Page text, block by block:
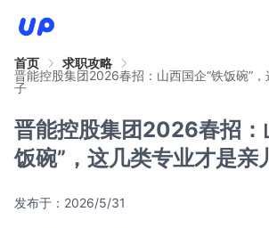
首页
求职攻略
晋能控股集团2026春招：山西国企“铁饭碗”
子
晋能控股集团2026春招：
饭碗”，这几类专业才是亲
发布于： 2026/5/31